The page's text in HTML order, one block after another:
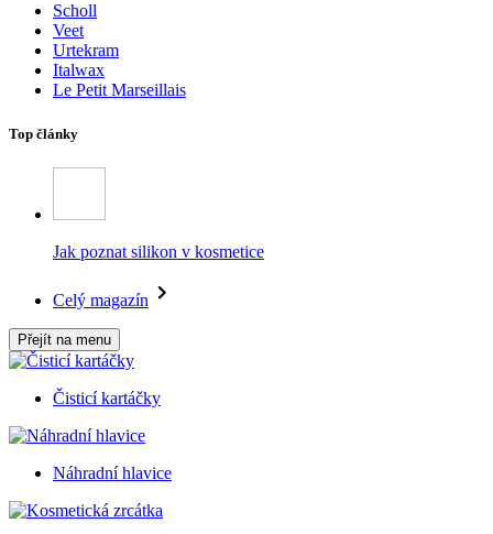
Scholl
Veet
Urtekram
Italwax
Le Petit Marseillais
Top články
Jak poznat silikon v kosmetice
Celý magazín
Přejít na menu
Čisticí kartáčky
Náhradní hlavice